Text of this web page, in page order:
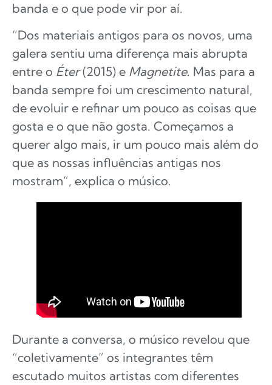
banda e o que pode vir por aí.
“Dos materiais antigos para os novos, uma
galera sentiu uma diferença mais abrupta
entre o Éter(2015) e Magnetite. Mas para a
banda sempre foi um crescimento natural,
de evoluir e refinar um pouco as coisas que
gosta e o que não gosta. Começamos a
querer algo mais, ir um pouco mais além do
que as nossas influências antigas nos
mostram”, explica o músico.
Durante a conversa, o músico revelou que
“coletivamente” os integrantes têm
escutado muitos artistas com diferentes